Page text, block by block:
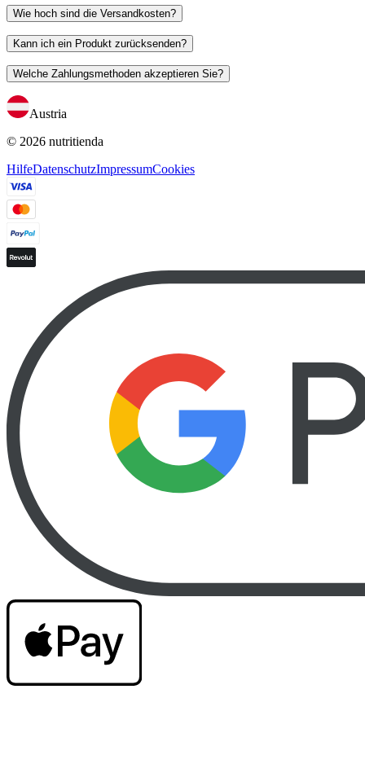
Wie hoch sind die Versandkosten?
Kann ich ein Produkt zurücksenden?
Welche Zahlungsmethoden akzeptieren Sie?
Austria
© 2026 nutritienda
HilfeDatenschutzImpressumCookies